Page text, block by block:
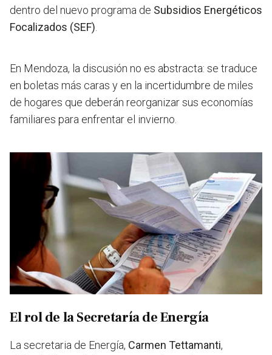
dentro del nuevo programa de Subsidios Energéticos
Focalizados (SEF)
En Mendoza, la discusión no es abstracta: se traduce
en boletas más caras y en la incertidumbre de miles
de hogares que deberán reorganizar sus economías
familiares para enfrentar el invierno.
El rol de la Secretaría de Energía
La secretaria de Energía, Carmen Tettamanti,